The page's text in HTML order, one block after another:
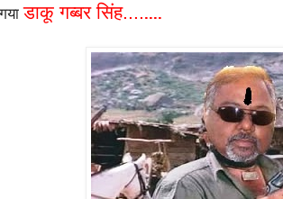
डाकू गब्बर सिंह........